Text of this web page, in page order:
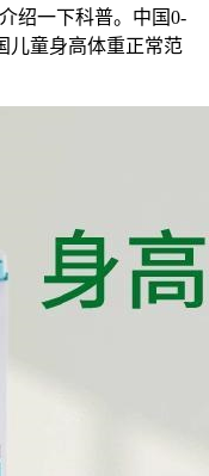
绍一下科普。中国0-
儿童身高体重正常范